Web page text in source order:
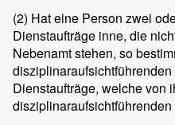
(2) Hat eine Person zwei
Dienstaufträge inne, die
Nebenamt stehen, so
Dienstaufträge, welche von